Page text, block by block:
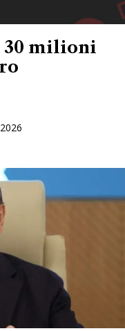
30 milioni